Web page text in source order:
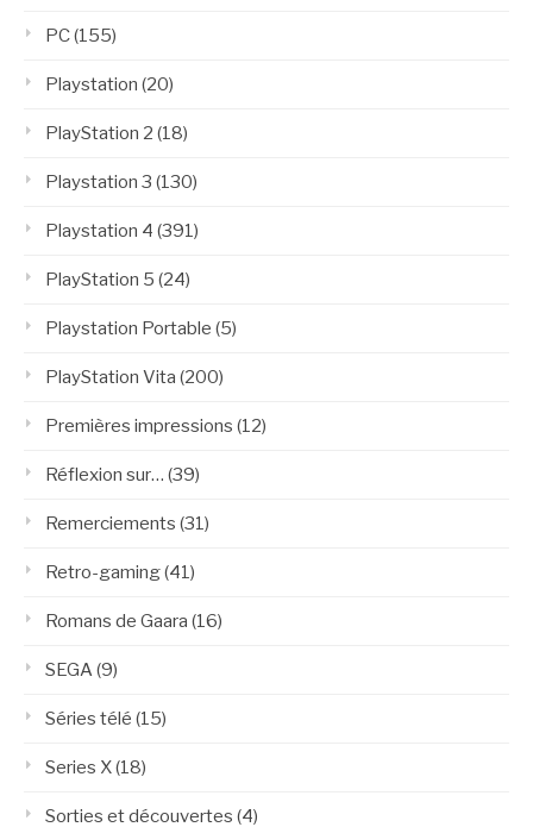
PC(155)
Playstation (20)
PlayStation 2 (18)
Playstation 3 (130)
Playstation 4 (391)
PlayStation 5 (24)
Playstation Portable (5)
PlayStation Vita (200)
Premières impressions (12)
Réflexion sur… (39)
Remerciements (31)
Retro-gaming(41)
Romans de Gaara (16)
SEGA(9)
Séries télé (15)
Series X(18)
Sorties et découvertes (4)